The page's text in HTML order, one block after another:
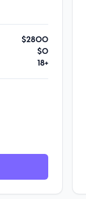
$2800
$0
18+